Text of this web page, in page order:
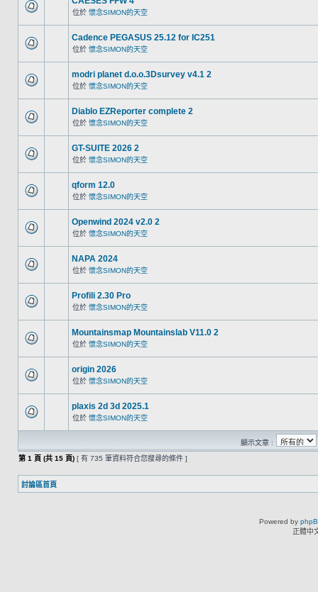
位於 懷念SIMON的天空
Cadence PEGASUS 25.12 for IC251
位於 懷念SIMON的天空
modri planet d.o.o.3Dsurvey v4.1 2
位於 懷念SIMON的天空
Diablo EZReporter complete 2
位於 懷念SIMON的天空
GT-SUITE 2026 2
位於 懷念SIMON的天空
qform 12.0
位於 懷念SIMON的天空
Openwind 2024 v2.0 2
位於 懷念SIMON的天空
NAPA 2024
位於 懷念SIMON的天空
Profili 2.30 Pro
位於 懷念SIMON的天空
Mountainsmap Mountainslab V11.0 2
位於 懷念SIMON的天空
origin 2026
位於 懷念SIMON的天空
plaxis 2d 3d 2025.1
位於 懷念SIMON的天空
顯示文章 :
第 1 頁 (共 15 頁) [ 有 735 筆資料符合您搜尋的條件 ]
討論區首頁
Powered by
正體中